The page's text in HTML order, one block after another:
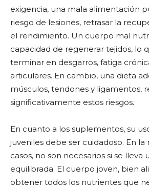
exigencia, una mala alimentación
riesgo de lesiones, retrasar la
el rendimiento. Un cuerpo mal
capacidad de regenerar tejidos, lo
terminar en desgarros, fatiga
articulares. En cambio, una dieta
músculos, tendones y ligamentos,
significativamente estos riesgos.
En cuanto a los suplementos, su
juveniles debe ser cuidadoso. En la
casos, no son necesarios si se lleva
equilibrada. El cuerpo joven, bien
obtener todos los nutrientes que